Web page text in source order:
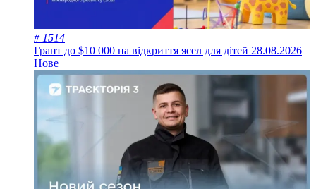
# 1514
Грант до $10 000 на відкриття ясел для дітей 28.08.2026
Нове